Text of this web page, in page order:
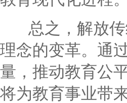
总之，解放传
理念的变革。通
量，推动教育公
将为教育事业带